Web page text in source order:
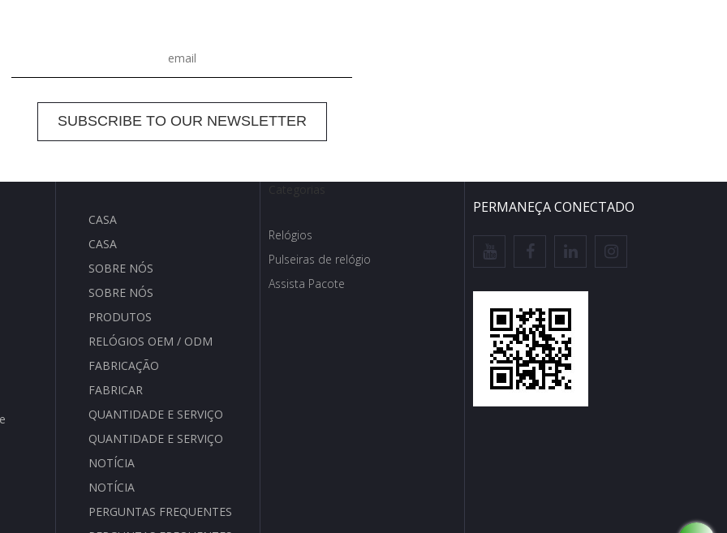
CASA
CASA
SOBRE NÓS
SOBRE NÓS
PRODUTOS
RELÓGIOS OEM / ODM
FABRICAÇÃO
FABRICAR
QUANTIDADE E SERVIÇO
QUANTIDADE E SERVIÇO
NOTÍCIA
NOTÍCIA
PERGUNTAS FREQUENTES
Relógios
Pulseiras de relógio
Assista Pacote
PERMANEÇA CONECTADO